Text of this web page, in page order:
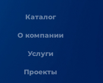
Каталог
О компании
Услуги
Проекты